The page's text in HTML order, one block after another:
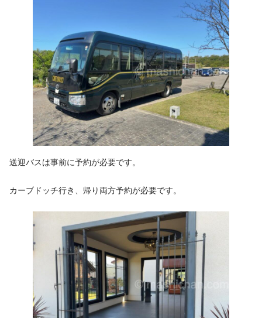
送迎バスは事前に予約が必要です。
カーブドッチ行き、帰り両方予約が必要です。